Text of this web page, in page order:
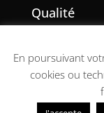
Qualité
Mentions
Conditions
En poursuivant
cookies ou